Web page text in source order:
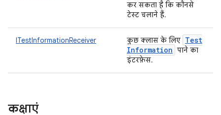
कर सकता है कि कौनसे
टेस्ट चलाने हैं.
ITestInformationReceiver कुछ क्लास के लिए Test
Information पाने का
इंटरफ़ेस.
कक्षाएं